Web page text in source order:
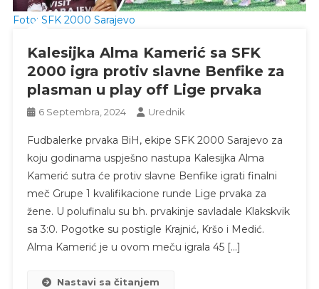
Foto: SFK 2000 Sarajevo
Kalesijka Alma Kamerić sa SFK
2000 igra protiv slavne Benfike za
plasman u play off Lige prvaka
6 Septembra, 2024 Urednik
Fudbalerke prvaka BiH, ekipe SFK 2000 Sarajevo za
koju godinama uspješno nastupa Kalesijka Alma
Kamerić sutra će protiv slavne Benfike igrati finalni
meč Grupe 1 kvalifikacione runde Lige prvaka za
žene. U polufinalu su bh. prvakinje savladale Klakskvik
sa 3:0. Pogotke su postigle Krajnić, Kršo i Medić.
Alma Kamerić je u ovom meču igrala 45 […]
Nastavi sa čitanjem